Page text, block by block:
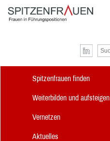
Zum Hauptinhalt springen
Spitzenfrauen finden
Weiterbilden und aufsteigen
Vernetzen
Aktuelles